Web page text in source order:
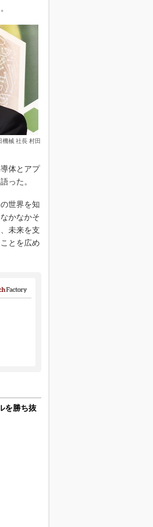
械 社長 村田
体とアプ
った。
世界を知
かなかそ
未来を支
とを広め
を勝ち抜